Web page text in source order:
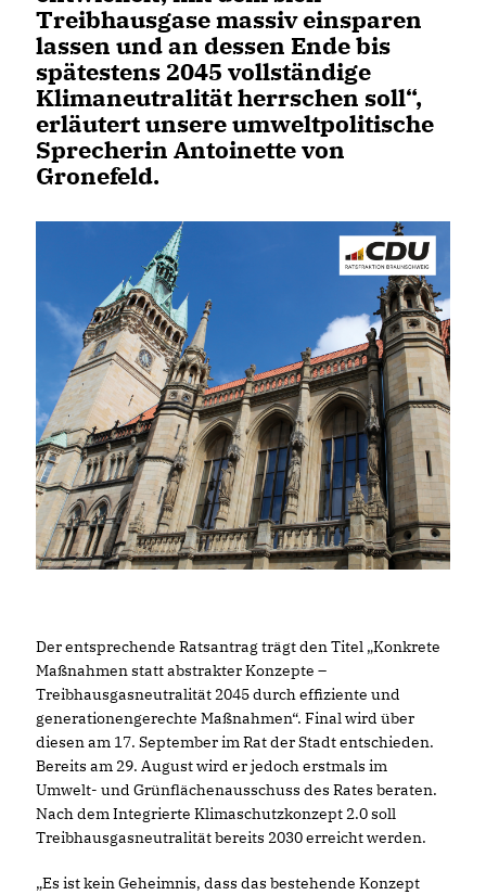
Treibhausgase massiv einsparen
lassen und an dessen Ende bis
spätestens 2045 vollständige
Klimaneutralität herrschen soll“,
erläutert unsere umweltpolitische
Sprecherin Antoinette von
Gronefeld.
Der entsprechende Ratsantrag trägt den Titel „Konkrete
Maßnahmen statt abstrakter Konzepte –
Treibhausgasneutralität 2045 durch effiziente und
generationengerechte Maßnahmen“. Final wird über
diesen am 17. September im Rat der Stadt entschieden.
Bereits am 29. August wird er jedoch erstmals im
Umwelt- und Grünflächenausschuss des Rates beraten.
Nach dem Integrierte Klimaschutzkonzept 2.0 soll
Treibhausgasneutralität bereits 2030 erreicht werden.
Es ist kein Geheimnis, dass das bestehende Konzept